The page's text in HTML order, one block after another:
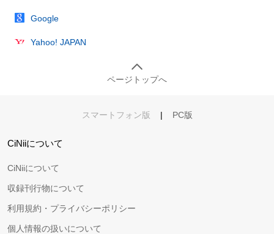
Google
Yahoo! JAPAN
ページトップへ
スマートフォン版 | PC版
CiNiiについて
CiNiiについて
収録刊行物について
利用規約・プライバシーポリシー
個人情報の扱いについて